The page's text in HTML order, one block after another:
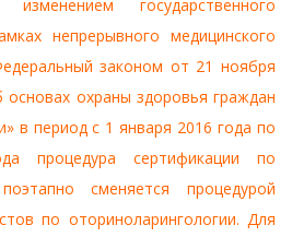
государственного
непрерывного медицинского
законом от 21 ноября
охраны здоровья граждан
в период с 1 января 2016 года по
процедура сертификации по
сменяется процедурой
по оториноларингологии. Для